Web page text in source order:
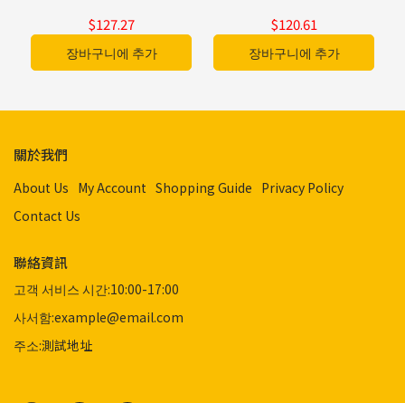
$127.27
장바구니에 추가
$120.61
장바구니에 추가
關於我們
About Us My Account Shopping Guide Privacy Policy
Contact Us
聯絡資訊
고객 서비스 시간:10:00-17:00
사서함:example@email.com
주소:測試地址